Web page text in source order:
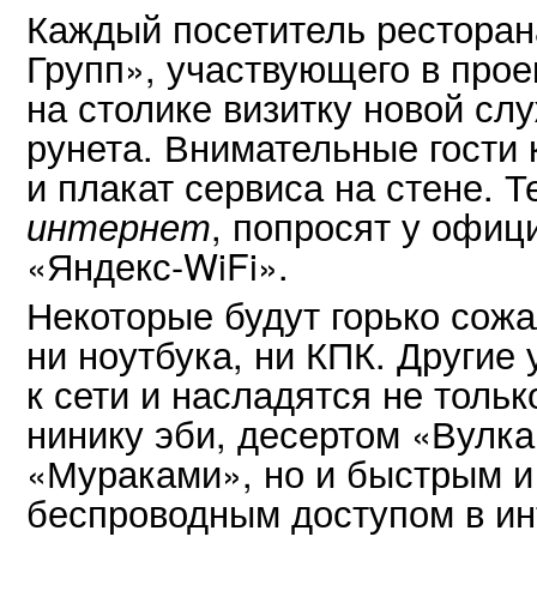
Каждый посетитель
Групп», участвующего в
на столике визитку новой
рунета. Внимательные гости
и плакат сервиса на стене.
интернет, попросят у
«Яндекс-WiFi».
Некоторые будут горько
ни ноутбука, ни КПК.
к сети и насладятся не
нинику эби, десертом
«Мураками», но и быстрым
беспроводным доступом в